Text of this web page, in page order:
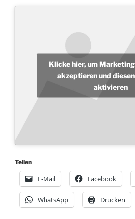
Klicke hier, um
akzeptieren und
aktivieren
Teilen
E-Mail Facebook
WhatsApp Drucken